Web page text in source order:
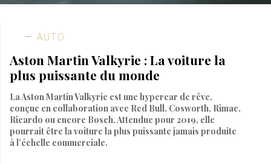
AUTO
Aston Martin Valkyrie : La voiture la
plus puissante du monde
La Aston Martin Valkyrie est une hypercar de rêve,
conçue en collaboration avec Red Bull, Cosworth, Rimac,
Ricardo ou encore Bosch. Attendue pour 2019, elle
pourrait être la voiture la plus puissante jamais produite
à l’échelle commerciale.